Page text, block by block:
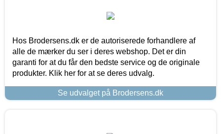
Hos Brodersens.dk er de autoriserede forhandlere af
alle de mærker du ser i deres webshop. Det er din
garanti for at du får den bedste service og de originale
produkter. Klik her for at se deres udvalg.
Se udvalget på Brodersens.dk